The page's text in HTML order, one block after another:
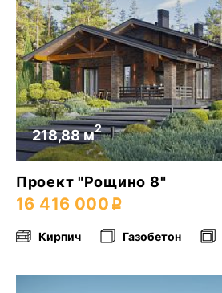
218,88 м2
Проект "Рощино 8"
16 416 000
Кирпич Газобетон